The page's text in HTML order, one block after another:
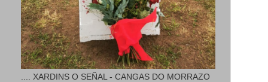
.... XARDINS O SEÑAL - CANGAS DO MORRAZO